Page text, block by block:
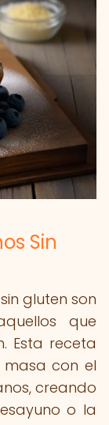
Sin
gluten son
que
Esta receta
con el
creando
o la